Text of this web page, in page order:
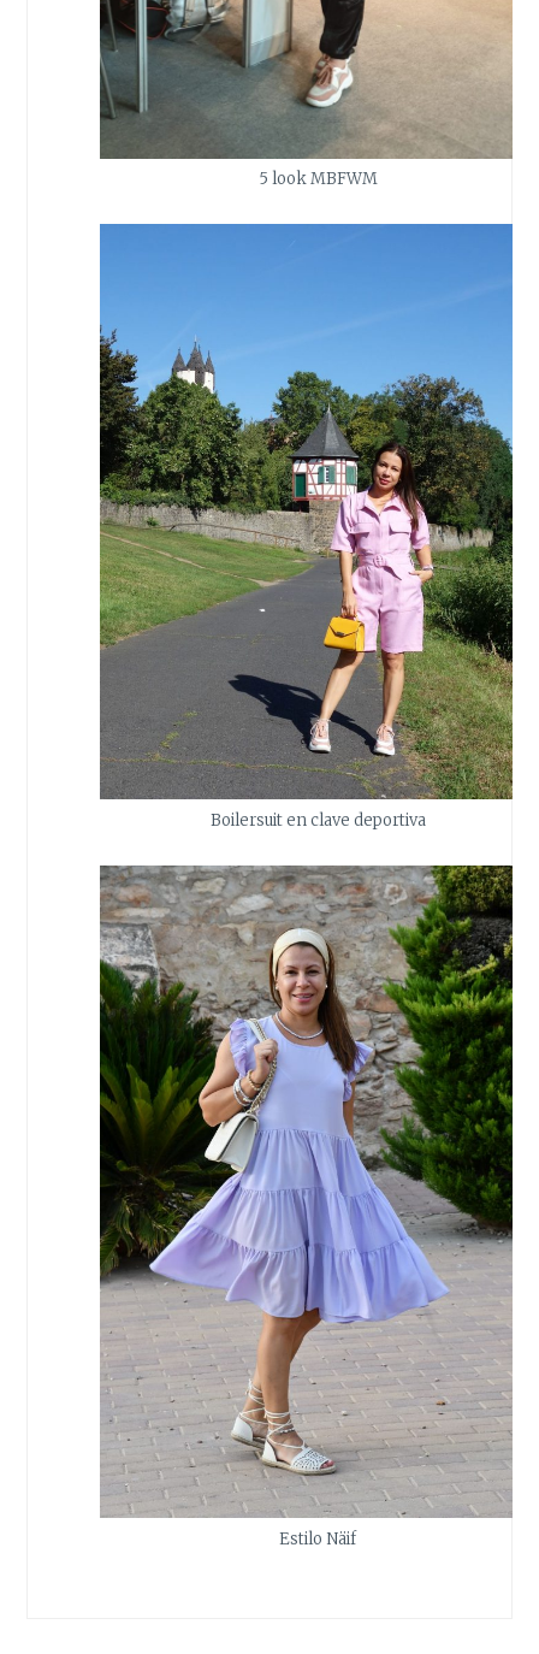
5 look MBFWM
Boilersuit en clave deportiva
Estilo Näif